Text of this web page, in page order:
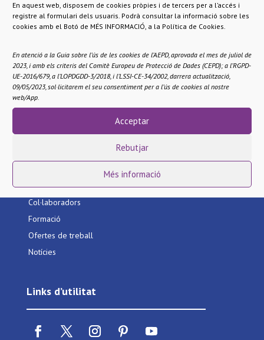
En aquest web, disposem de cookies pròpies i de tercers per a l’accés i
registre al formulari dels usuaris. Podrà consultar la informació sobre les
cookies amb el Botó de MÉS INFORMACIÓ, a la Política de Cookies.
En atenció a la Guia sobre l’ús de les cookies de l’AEPD, aprovada el mes de juliol de
2023, i amb els criteris del Comitè Europeu de Protecció de Dades (CEPD); a l’RGPD-
UE-2016/679, a l’LOPDGDD-3/2018, i l’LSSI-CE-34/2002, darrera actualització,
09/05/2023, sol·licitarem el seu consentiment per a l’ús de cookies al nostre
web/App.
Acceptar
Rebutjar
Més informació
Upimir. Tots els drets reservats.
+34 93 415 25 59 // +34 692 64 87 73
administracio@upimir.com
Els nostres serveis
Àrea de socis
Col·laboradors
Formació
Ofertes de treball
Notícies
Links d’utilitat